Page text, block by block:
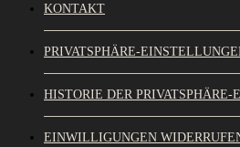
KONTAKT
PRIVATSPHÄRE-
HISTORIE DER
EINWILLIGUNGEN